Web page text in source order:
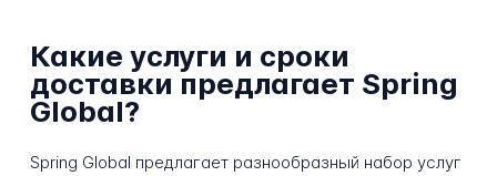
Какие услуги и сроки
доставки предлагает Spring
Global?
Spring Global предлагает разнообразный набор услуг